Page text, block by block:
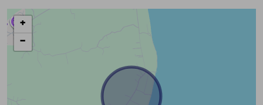
+
−